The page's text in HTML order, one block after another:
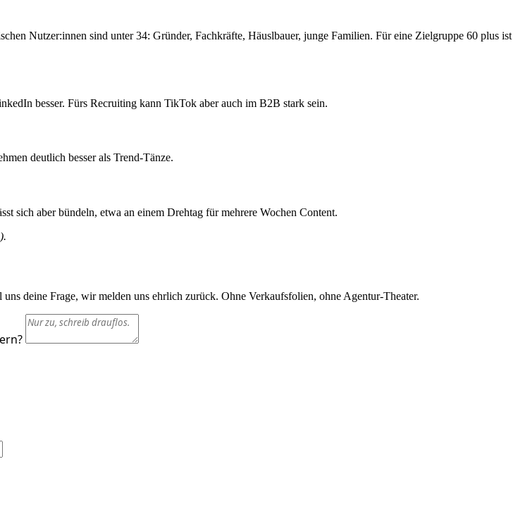
Nutzer:innen sind unter 34: Gründer, Fachkräfte, Häuslbauer, junge Familien. Für eine Zielgruppe 60 plus ist
besser. Fürs Recruiting kann TikTok aber auch im B2B stark sein.
deutlich besser als Trend-Tänze.
sich aber bündeln, etwa an einem Drehtag für mehrere Wochen Content.
deine Frage, wir melden uns ehrlich zurück. Ohne Verkaufsfolien, ohne Agentur-Theater.